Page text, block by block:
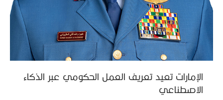
الإمارات تعيد تعريف العمل الحكومي عبر الذكاء
الاصطناعي